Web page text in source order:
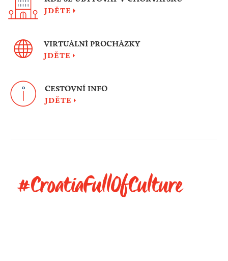
JDĚTE
VIRTUÁLNÍ PROCHÁZKY
JDĚTE
CESTOVNÍ INFO
JDĚTE
#CroatiaFullOfCulture